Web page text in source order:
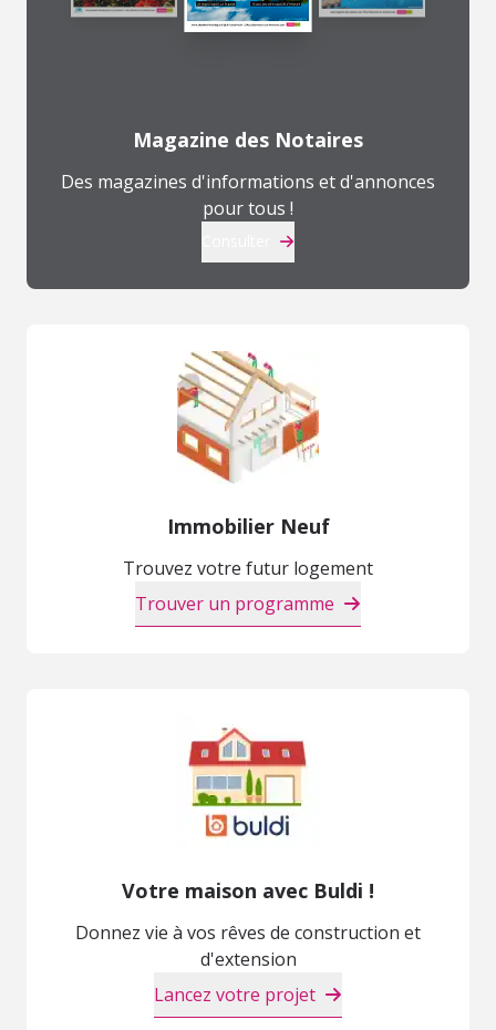
Magazine des Notaires
Des magazines d'informations et d'annonces
pour tous !
Immobilier Neuf
Trouvez votre futur logement
Trouver un programme
Votre maison avec Buldi !
Donnez vie à vos rêves de construction et
d'extension
Lancez votre projet